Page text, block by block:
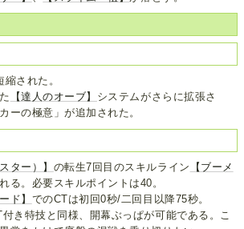
された。
【達人のオーブ】 システムがさらに拡張さ
ーの極意」が追加された。
ター）】 の転生7回目のスキルライン
【ブーメ
る。必要スキルポイントは40。
ド】 でのCTは初回0秒/二回目以降75秒。
き特技と同様、開幕ぶっぱが可能である。こ